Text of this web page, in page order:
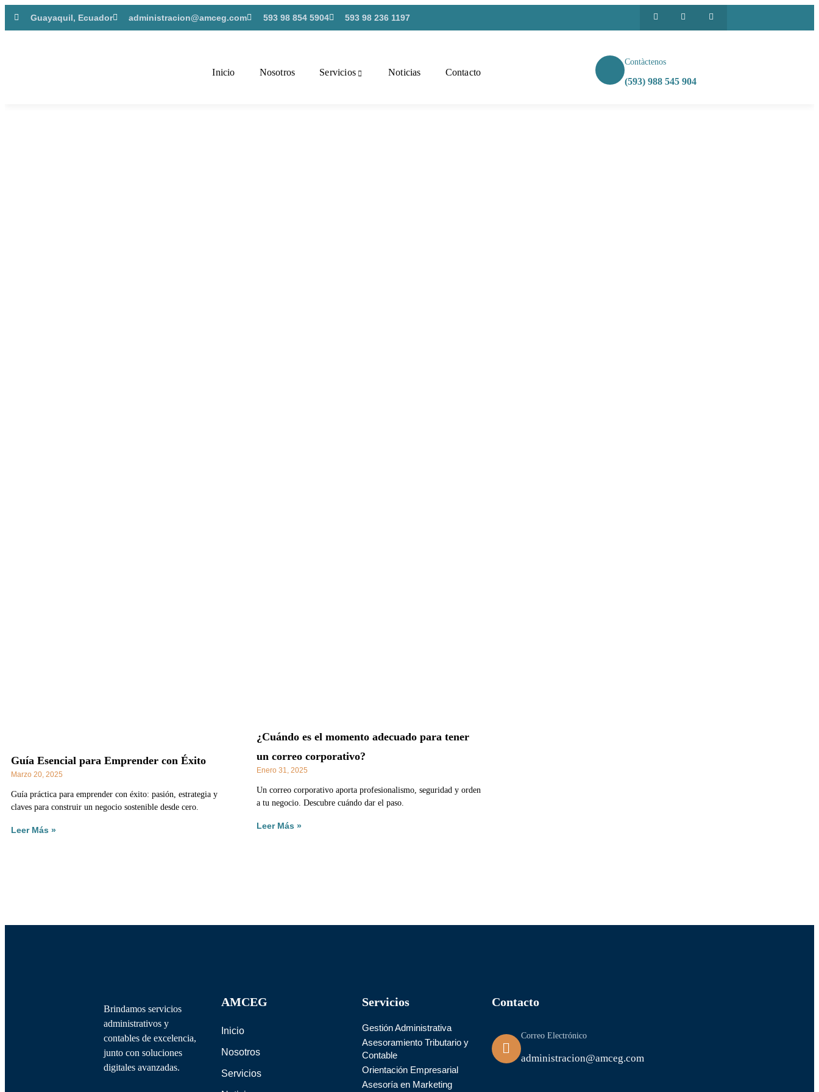
Guayaquil, Ecuador administracion@amceg.com 593 98 854 5904 593 98 236 1197
Inicio Nosotros Servicios Noticias Contacto
Contàctenos
(593) 988 545 904
Guía Esencial para Emprender con Éxito
Marzo 20, 2025
Guía práctica para emprender con éxito: pasión, estrategia y
claves para construir un negocio sostenible desde cero.
Leer Más »
¿Cuándo es el momento adecuado para tener
un correo corporativo?
Enero 31, 2025
Un correo corporativo aporta profesionalismo, seguridad y orden
a tu negocio. Descubre cuándo dar el paso.
Leer Más »
Brindamos servicios
administrativos y
contables de excelencia,
junto con soluciones
digitales avanzadas.
AMCEG
Inicio
Nosotros
Servicios
Servicios
Gestión Administrativa
Asesoramiento Tributario y
Contable
Orientación Empresarial
Asesoría en Marketing
Contacto
Correo Electrónico
administracion@amceg.com